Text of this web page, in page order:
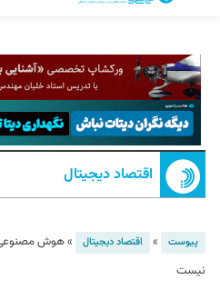
اقتصاد دیجیتال
پیوست » اقتصاد دیجیتال »هوش مصنوعی
نیست